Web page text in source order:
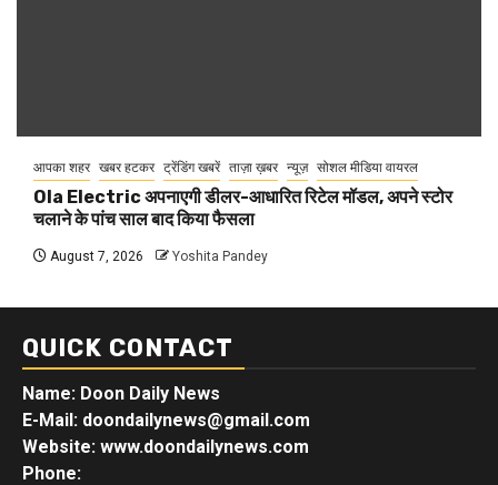
आपका शहर खबर हटकर ट्रेंडिंग खबरें ताज़ा ख़बर न्यूज़ सोशल मीडिया वायरल
Ola Electric अपनाएगी डीलर-आधारित रिटेल मॉडल, अपने स्टोर
चलाने के पांच साल बाद किया फैसला
August 7, 2026 Yoshita Pandey
QUICK CONTACT
Name: Doon Daily News
E-Mail: doondailynews@gmail.com
Website: www.doondailynews.com
Phone: